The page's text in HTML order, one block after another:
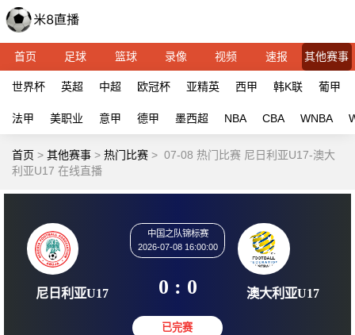
首页 足球 篮球 录像 视频 速报 其他赛事
世界杯 英超 中超 欧冠杯 亚精英 西甲 韩K联 葡甲
法甲 美职业 意甲 德甲 墨西超 NBA CBA WNBA
首页 > 其他赛事 > 热门比赛 > 07-08 热门比赛 尼日利亚U17-澳大
利亚U17 在线直播
中国之队锦标赛
2026-07-08 16:00:00